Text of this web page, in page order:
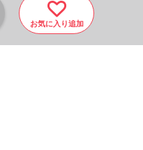
お気に入り追加